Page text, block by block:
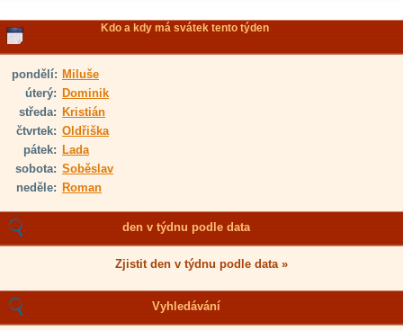
Kdo a kdy má svátek tento týden
pondělí: Miluše
úterý: Dominik
středa: Kristián
čtvrtek: Oldřiška
pátek: Lada
sobota: Soběslav
neděle: Roman
den v týdnu podle data
Zjistit den v týdnu podle data »
Vyhledávání